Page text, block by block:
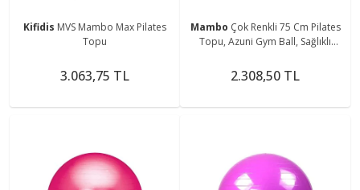
Kifidis MVS Mambo Max Pilates
Topu
3.063,75 TL
Mambo Çok Renkli 75 Cm Pilates
Topu, Azuni Gym Ball, Sağlıklı
2.308,50 TL